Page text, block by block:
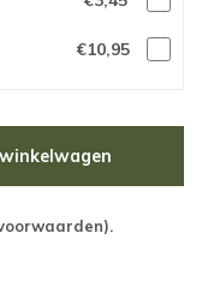
€10,95
).